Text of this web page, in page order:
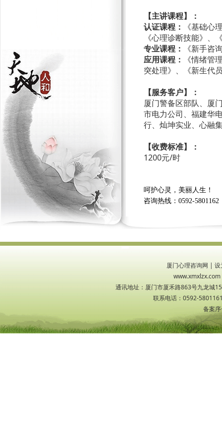
【主讲课程】
：
认证课程：
《基础心
《心理诊断技能》、
专业课程：
《新手咨
应用课程 ：
《情绪管
突处理》、《新生代
【服务客户】
：
厦门警备区部队、厦
市电力公司、福建华
行、灿坤实业、心融
【收费标准】
：
1200元/时
呵护心灵，美丽人生！
咨询热线：0592-5801162
厦门心理咨询网 | 设
通讯地址：厦门市厦禾路863号九龙城
联系电话：0592-
备案